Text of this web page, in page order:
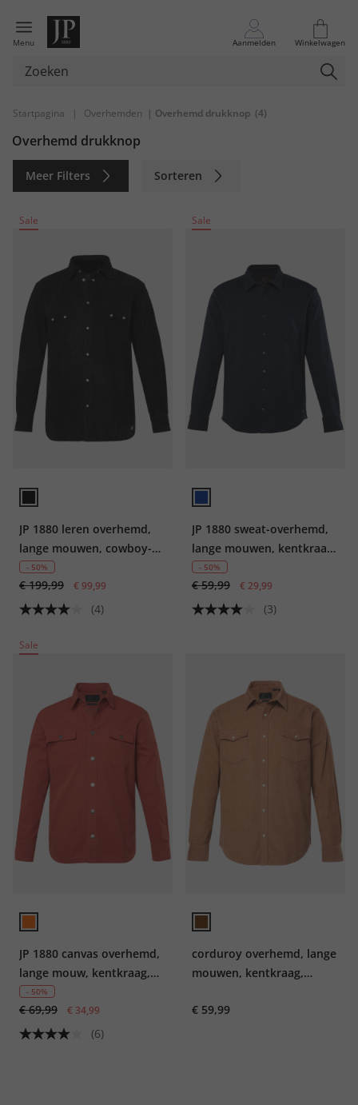
Menu Aanmelden Winkelwagen
Startpagina | Overhemden | Overhemd drukknop (4)
Overhemd drukknop
Meer Filters Sorteren
Sale
JP 1880 leren overhemd,
lange mouwen, cowboy-
style, kentkraag, Modern
Fit, tot 7XL
- 50%
€ 199,99 € 99,99
(4)
Sale
JP 1880 sweat-overhemd,
lange mouwen, kentkraag,
Modern Fit, tot 8XL
- 50%
€ 59,99 € 29,99
(3)
Sale
JP 1880 canvas overhemd,
lange mouw, kentkraag,
Modern Fit, tot 8XL
- 50%
€ 69,99 € 34,99
(6)
corduroy overhemd, lange
mouwen, kentkraag,
€ 59,99